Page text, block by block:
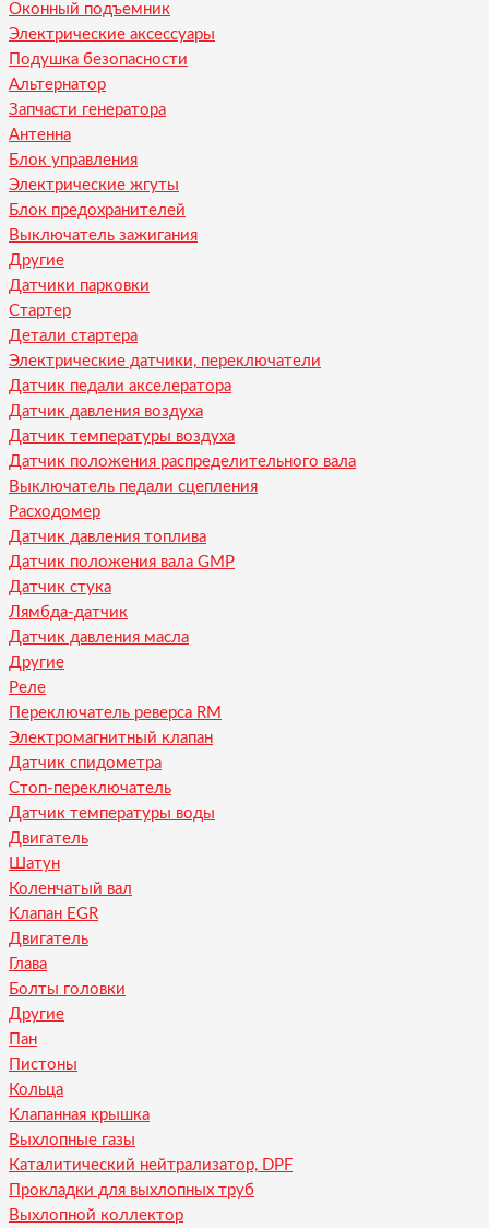
Оконный подъемник
Электрические аксессуары
Подушка безопасности
Альтернатор
Запчасти генератора
Антенна
Блок управления
Электрические жгуты
Блок предохранителей
Выключатель зажигания
Другие
Датчики парковки
Стартер
Детали стартера
Электрические датчики, переключатели
Датчик педали акселератора
Датчик давления воздуха
Датчик температуры воздуха
Датчик положения распределительного вала
Выключатель педали сцепления
Расходомер
Датчик давления топлива
Датчик положения вала GMP
Датчик стука
Лямбда-датчик
Датчик давления масла
Другие
Реле
Переключатель реверса RM
Электромагнитный клапан
Датчик спидометра
Стоп-переключатель
Датчик температуры воды
Двигатель
Шатун
Коленчатый вал
Клапан EGR
Двигатель
Глава
Болты головки
Другие
Пан
Пистоны
Кольца
Клапанная крышка
Выхлопные газы
Каталитический нейтрализатор, DPF
Прокладки для выхлопных труб
Выхлопной коллектор